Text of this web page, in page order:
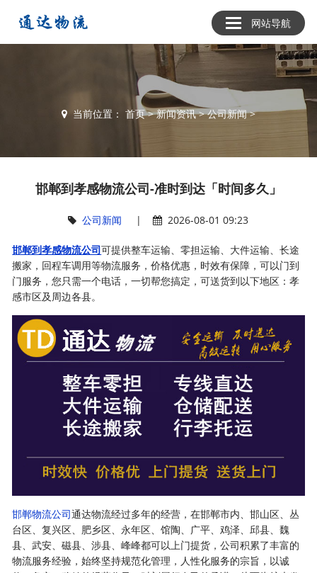
网站导航
当前位置： 首页>新闻资讯>公司新闻>
邯郸到孝感物流公司-准时到达「时间多久」
公司新闻 | 2026-08-01 09:23
邯郸到孝感物流公司可提供整车运输、零担运输、大件运输、长途
搬家，回程车调用等物流服务，价格优惠，时效有保障，可以门到
门服务，您只需一个电话，一切帮您搞定，可送货到以下地区：孝
感市区及周边各县。
邯郸物流公司通达物流经过多年的经营，在邯郸市内、邯山区、丛
台区、复兴区、肥乡区、永年区、馆陶、广平、鸡泽、邱县、魏
县、武安、磁县、涉县、峰峰都可以上门提货，公司积累了丰富的
物流服务经验，始终坚持规范化管理，人性化服务的宗旨，以诚